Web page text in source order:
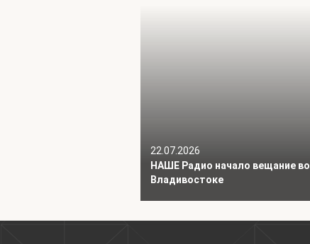
22.07.2026
НАШЕ Радио начало вещание во
Владивостоке